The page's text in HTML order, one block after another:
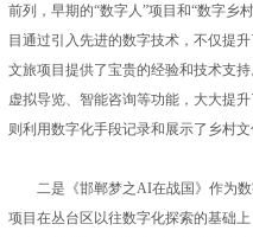
前列，早期的“数字人”项目和“数字乡
目通过引入先进的数字技术，不仅提
文旅项目提供了宝贵的经验和技术支
虚拟导览、智能咨询等功能，大大提
则利用数字化手段记录和展示了乡村
二是《邯郸梦之AI在战国》作为数
项目在丛台区以往数字化探索的基础